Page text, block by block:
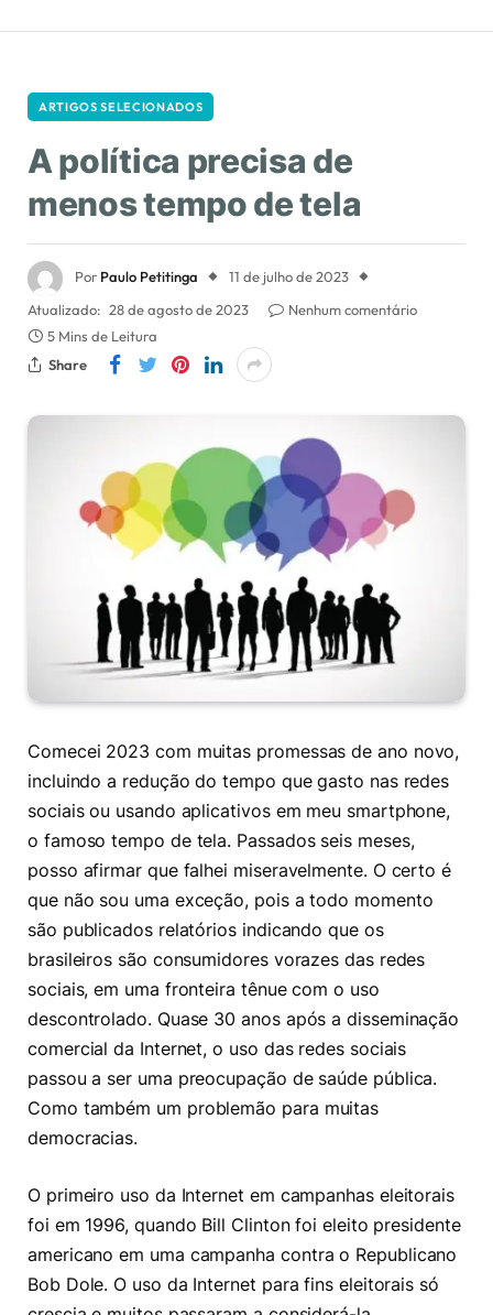
ARTIGOS SELECIONADOS
A política precisa de
menos tempo de tela
Por Paulo Petitinga
11 de julho de 2023
Atualizado: 28 de agosto de 2023
Nenhum comentário
5 Mins de Leitura
Share
Comecei 2023 com muitas promessas de ano novo,
incluindo a redução do tempo que gasto nas redes
sociais ou usando aplicativos em meu smartphone,
o famoso tempo de tela. Passados seis meses,
posso afirmar que falhei miseravelmente. O certo é
que não sou uma exceção, pois a todo momento
são publicados relatórios indicando que os
brasileiros são consumidores vorazes das redes
sociais, em uma fronteira tênue com o uso
descontrolado. Quase 30 anos após a disseminação
comercial da Internet, o uso das redes sociais
passou a ser uma preocupação de saúde pública.
Como também um problemão para muitas
democracias.
O primeiro uso da Internet em campanhas eleitorais
foi em 1996, quando Bill Clinton foi eleito presidente
americano em uma campanha contra o Republicano
Bob Dole. O uso da Internet para fins eleitorais só